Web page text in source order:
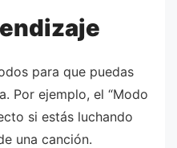
para que puedas
Por ejemplo, el “Modo
si estás luchando
una canción.